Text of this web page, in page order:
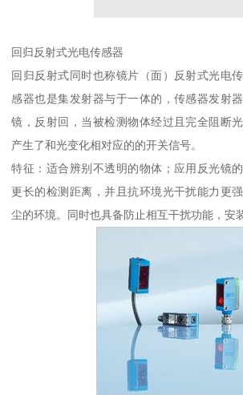
回归反射式光电传感器
回归反射式同时也称镜片（面）反射式光电
感器也是集发射器与于一体的，传感器发射
镜，反射回，当被检测物体经过且完全阻断
产生了和光变化相对应的的开关信号。
特征：适合辨别不透明的物体；应用反光镜
更长的检测距离，并且抗环境光干扰能力更
尘的环境。同时也具备防止相互干扰功能，安